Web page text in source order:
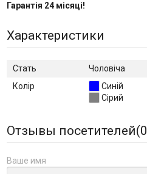
Гарантія 24 місяці!
Характеристики
Стать
Чоловіча
Колір
Синій
Сірий
Отзывы посетителей(0
Ваше имя